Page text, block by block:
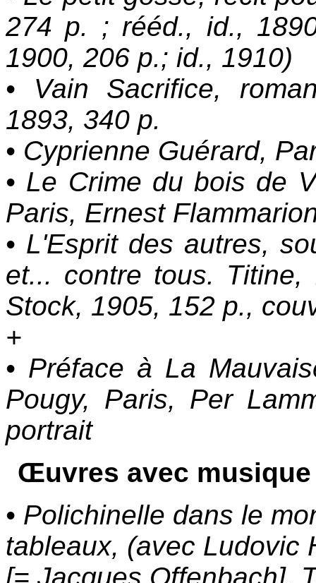
274 p. ; rééd., id.,
1900, 206 p.; id., 1910)
• Vain Sacrifice,
1893, 340 p.
• Cyprienne Guérard,
• Le Crime du bois de
Paris, Ernest
• L'Esprit des autres,
et... contre tous. Titine,
Stock, 1905, 152 p.,
+
• Préface à La
Pougy, Paris, Per
portrait
Œuvres avec
• Polichinelle dans le
tableaux, (avec Ludovic